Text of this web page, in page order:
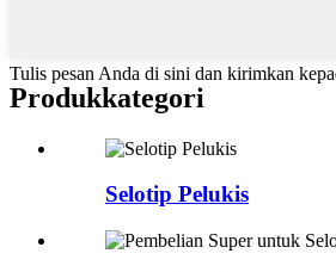
Tulis pesan Anda di sini dan kirimkan
Produkkategori
Selotip Pelukis